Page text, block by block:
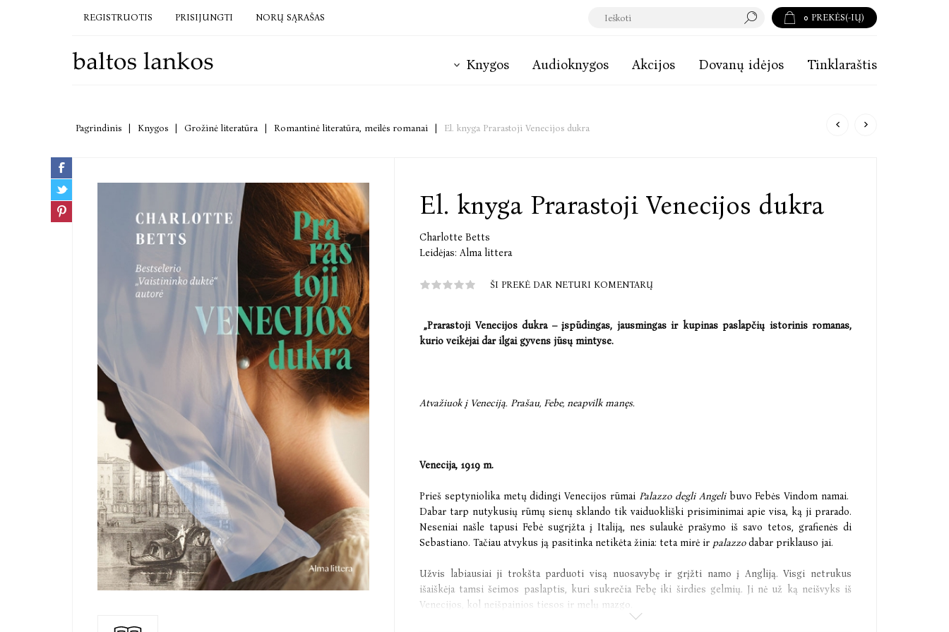
REGISTRUOTIS PRISIJUNGTI NORŲ SĄRAŠAS 0 PREKĖS(-IŲ)
Knygos Audioknygos Akcijos Dovanų idėjos Tinklaraštis
Pagrindinis Knygos Grožinė literatūra Romantinė literatūra, meilės romanai El. knyga Prarastoji Venecijos dukra
El. knyga Prarastoji Venecijos dukra
Charlotte Betts
Leidėjas: Alma littera
ŠI PREKĖ DAR NETURI KOMENTARŲ
„Prarastoji Venecijos dukra – įspūdingas, jausmingas ir kupinas paslapčių istorinis romanas,
kurio veikėjai dar ilgai gyvens jūsų mintyse.
Atvažiuok į Veneciją. Prašau, Febe, neapvilk manęs.
Venecija, 1919 m.
Prieš septyniolika metų didingi Venecijos rūmai Palazzo degli Angeli buvo Febės Vindom namai.
Dabar tarp nutykusių rūmų sienų sklando tik vaiduokliški prisiminimai apie visa, ką ji prarado.
Neseniai našle tapusi Febė sugrįžta į Italiją, nes sulaukė prašymo iš savo tetos, grafienės di
Sebastiano. Tačiau atvykus ją pasitinka netikėta žinia: teta mirė ir palazzodabar priklauso jai.
Užvis labiausiai ji trokšta parduoti visą nuosavybę ir grįžti namo į Angliją. Visgi netrukus
išaiškėja tamsi šeimos paslaptis, kuri sukrečia Febę iki širdies gelmių. Ji nė už ką neišvyks iš
Venecijos, kol neišpainios tiesos ir melų mazgo.